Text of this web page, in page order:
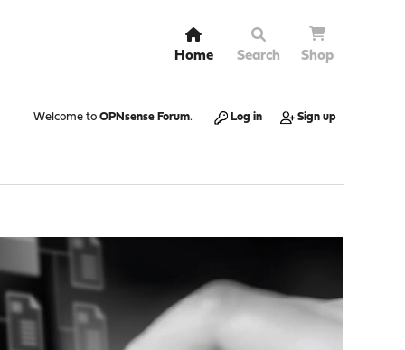
Home Search Shop
Welcome to OPNsense Forum. Log in Sign up